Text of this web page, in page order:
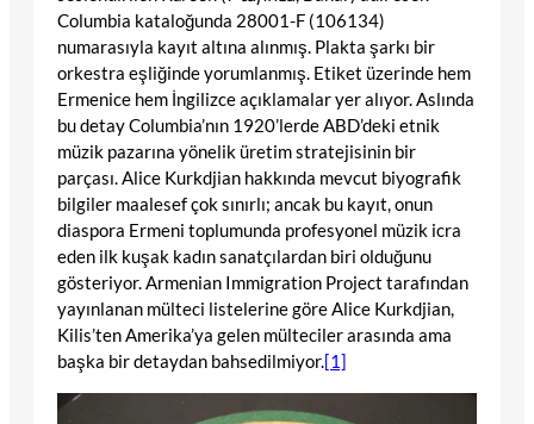
Columbia kataloğunda 28001-F (106134)
numarasıyla kayıt altına alınmış. Plakta şarkı bir
orkestra eşliğinde yorumlanmış. Etiket üzerinde hem
Ermenice hem İngilizce açıklamalar yer alıyor. Aslında
bu detay Columbia’nın 1920’lerde ABD’deki etnik
müzik pazarına yönelik üretim stratejisinin bir
parçası. Alice Kurkdjian hakkında mevcut biyografik
bilgiler maalesef çok sınırlı; ancak bu kayıt, onun
diaspora Ermeni toplumunda profesyonel müzik icra
eden ilk kuşak kadın sanatçılardan biri olduğunu
gösteriyor. Armenian Immigration Project tarafından
yayınlanan mülteci listelerine göre Alice Kurkdjian,
Kilis’ten Amerika’ya gelen mülteciler arasında ama
başka bir detaydan bahsedilmiyor.[1]